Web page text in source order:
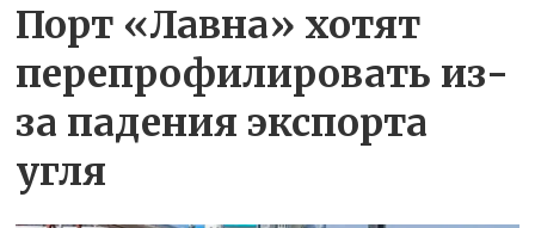
Порт «Лавна» хотят
перепрофилировать из-
за падения экспорта
угля